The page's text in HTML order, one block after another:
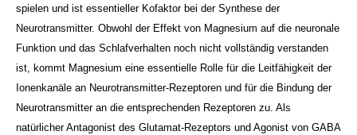
spielen und ist essentieller Kofaktor bei der Synthese der
Neurotransmitter. Obwohl der Effekt von Magnesium auf die neuronale
Funktion und das Schlafverhalten noch nicht vollständig verstanden
ist, kommt Magnesium eine essentielle Rolle für die Leitfähigkeit der
Ionenkanäle an Neurotransmitter-Rezeptoren und für die Bindung der
Neurotransmitter an die entsprechenden Rezeptoren zu. Als
natürlicher Antagonist des Glutamat-Rezeptors und Agonist von GABA